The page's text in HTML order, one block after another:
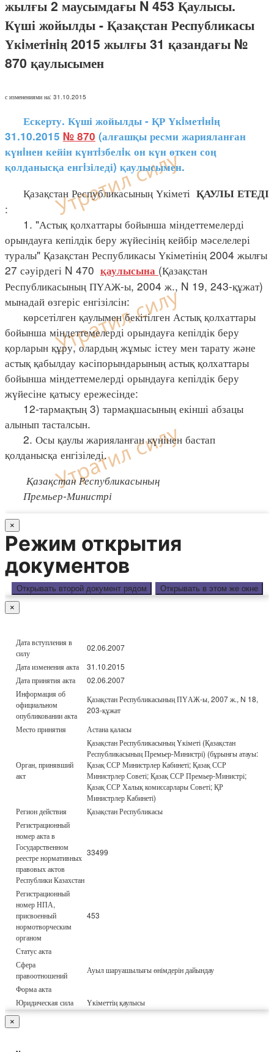
жылғы 2 маусымдағы N 453 Қаулысы.
Күші жойылды - Қазақстан Республикасы
Үкiметiнiң 2015 жылғы 31 қазандағы №
870 қаулысымен
с изменениями на: 31.10.2015
Ескерту. Күші жойылды - ҚР Үкiметiнiң
31.10.2015 № 870 (алғашқы ресми жарияланған
күнiнен кейін күнтiзбелiк он күн өткен соң
қолданысқа енгiзіледі) қаулысымен.
Қазақстан Республикасының Үкіметі ҚАУЛЫ ЕТЕДІ
:
1. "Астық қолхаттары бойынша міндеттемелерді
орындауға кепілдік беру жүйесінің кейбір мәселелері
туралы" Қазақстан Республикасы Үкіметінің 2004 жылғы
27 сәуірдегі N 470 қаулысына (Қазақстан
Республикасының ПҮАЖ-ы, 2004 ж., N 19, 243-құжат)
мынадай өзгеріс енгізілсін:
көрсетілген қаулымен бекітілген Астық қолхаттары
бойынша міндеттемелерді орындауға кепілдік беру
қорларын құру, олардың жұмыс істеу мен тарату және
астық қабылдау кәсіпорындарының астық қолхаттары
бойынша міндеттемелерді орындауға кепілдік беру
жүйесіне қатысу ережесінде:
12-тармақтың 3) тармақшасының екінші абзацы
алынып тасталсын.
2. Осы қаулы жарияланған күнінен бастап
қолданысқа енгізіледі.
Қазақстан Республикасының
Премьер-Министрі
×
Режим открытия
документов
Открывать второй документ рядом Открывать в этом же окне
×
Дата вступления в
силу
02.06.2007
Дата изменения акта
31.10.2015
Дата принятия акта
02.06.2007
Информация об
официальном
опубликовании акта
Қазақстан Республикасының ПҮАЖ-ы, 2007 ж., N 18,
203-құжат
Место принятия
Астана қаласы
Орган, принявший
акт
Қазақстан Республикасының Үкіметі (Қазақстан
Республикасының Премьер-Министрі) (бұрынғы атауы:
Қазақ ССР Министрлер Кабинеті; Қазақ ССР
Министрлер Советі; Қазақ ССР Премьер-Министрі;
Қазақ ССР Халық комиссарлары Советі; ҚР
Министрлер Кабинеті)
Регион действия
Қазақстан Республикасы
Регистрационный
номер акта в
Государственном
реестре нормативных
правовых актов
Республики Казахстан
33499
Регистрационный
номер НПА,
присвоенный
нормотворческим
органом
453
Статус акта
Сфера
правоотношений
Ауыл шаруашылығы өнімдерін дайындау
Форма акта
Юридическая сила
Үкіметтің қаулысы
×